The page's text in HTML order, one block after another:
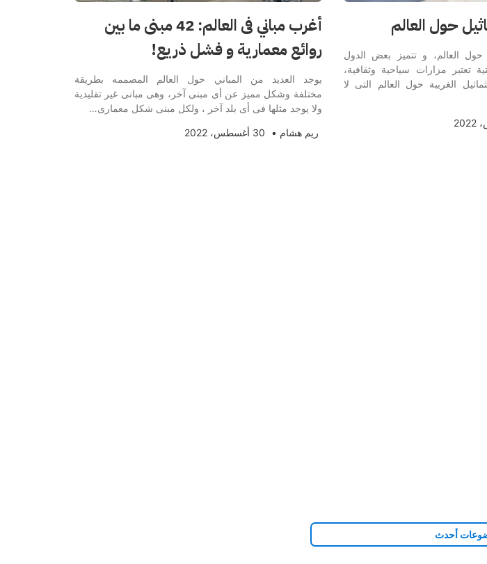
حول العالم، و تتميز بعض الدول
تعتبر مزارات سياحية وثقافية،
الغريبة حول العالم التى لا
أغرب مباني فى العالم: 42 مبنى ما بين
روائع معمارية و فشل ذريع!
يوجد العديد من المباني حول العالم المصممه بطريقة
مختلفة وشكل مميز عن أى مبنى آخر، وهى مبانى غير تقليدية
ولا يوجد مثلها فى أى بلد آخر ، ولكل مبنى شكل معمارى…
ريم هشام • 30 أغسطس، 2022
أحدث